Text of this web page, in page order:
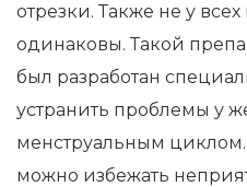
отрезки. Также не у
одинаковы. Такой
был разработан
устранить проблемы у
менструальным
можно избежать